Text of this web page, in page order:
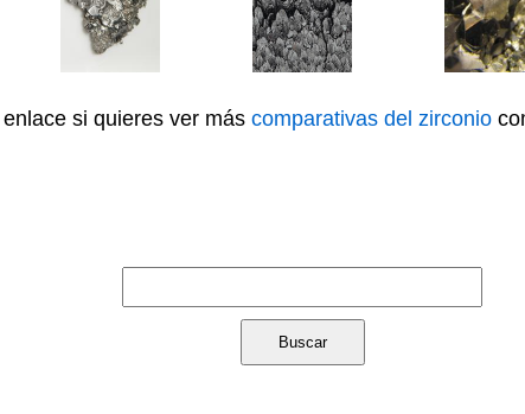
si quieres ver más comparativas del zirconio